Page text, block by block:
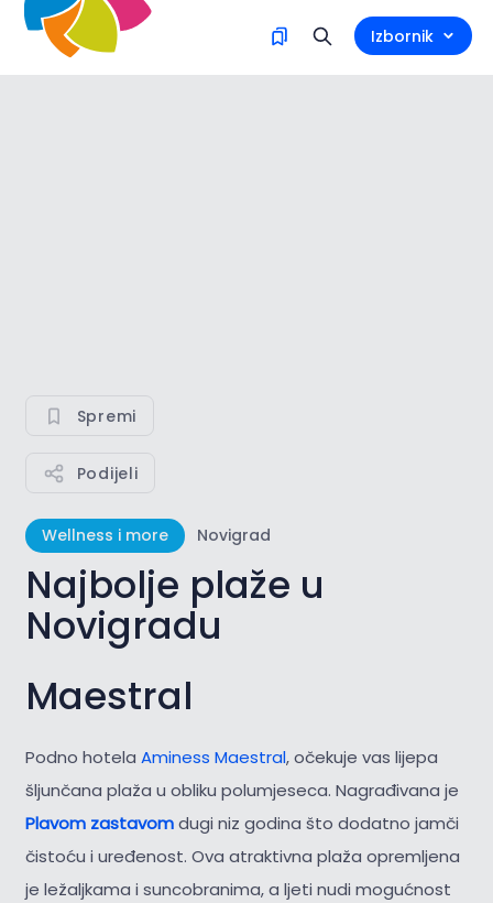
Izbornik
Spremi
Podijeli
Wellness i more Novigrad
Najbolje plaže u
Novigradu
Maestral
Podno hotela Aminess Maestral, očekuje vas lijepa
šljunčana plaža u obliku polumjeseca. Nagrađivana je
Plavom zastavomdugi niz godina što dodatno jamči
čistoću i uređenost. Ova atraktivna plaža opremljena
je ležaljkama i suncobranima, a ljeti nudi mogućnost